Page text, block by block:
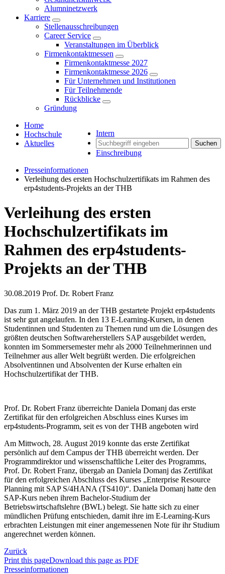
Alumninetzwerk
Karriere
Stellenausschreibungen
Career Service
Veranstaltungen im Überblick
Firmenkontaktmessen
Firmenkontaktmesse 2027
Firmenkontaktmesse 2026
Für Unternehmen und Institutionen
Für Teilnehmende
Rückblicke
Gründung
Intern
Suchen
Einschreibung
Home
Hochschule
Aktuelles
Presseinformationen
Verleihung des ersten Hochschulzertifikats im Rahmen des
erp4students-Projekts an der THB
Verleihung des ersten
Hochschulzertifikats im
Rahmen des erp4students-
Projekts an der THB
30.08.2019 Prof. Dr. Robert Franz
Das zum 1. März 2019 an der THB gestartete Projekt erp4students
ist sehr gut angelaufen. In den 13 E-Learning-Kursen, in denen
Studentinnen und Studenten zu Themen rund um die Lösungen des
größten deutschen Softwareherstellers SAP ausgebildet werden,
konnten im Sommersemester mehr als 2000 Teilnehmerinnen und
Teilnehmer aus aller Welt begrüßt werden. Die erfolgreichen
Absolventinnen und Absolventen der Kurse erhalten ein
Hochschulzertifikat der THB.
Prof. Dr. Robert Franz überreichte Daniela Domanj das erste
Zertifikat für den erfolgreichen Abschluss eines Kurses im
erp4students-Programm, seit es von der THB angeboten wird
Am Mittwoch, 28. August 2019 konnte das erste Zertifikat
persönlich auf dem Campus der THB überreicht werden. Der
Programmdirektor und wissenschaftliche Leiter des Programms,
Prof. Dr. Robert Franz, übergab an Daniela Domanj das Zertifikat
für den erfolgreichen Abschluss des Kurses „Enterprise Resource
Planning mit SAP S/4HANA (TS410)“. Daniela Domanj hatte den
SAP-Kurs neben ihrem Bachelor-Studium der
Betriebswirtschaftslehre (BWL) belegt. Sie hatte sich zu einer
mündlichen Prüfung entschieden, damit ihre im E-Learning-Kurs
erbrachten Leistungen mit einer angemessenen Note für ihr Studium
angerechnet werden können.
Zurück
Print this pageDownload this page as PDF
Presseinformationen